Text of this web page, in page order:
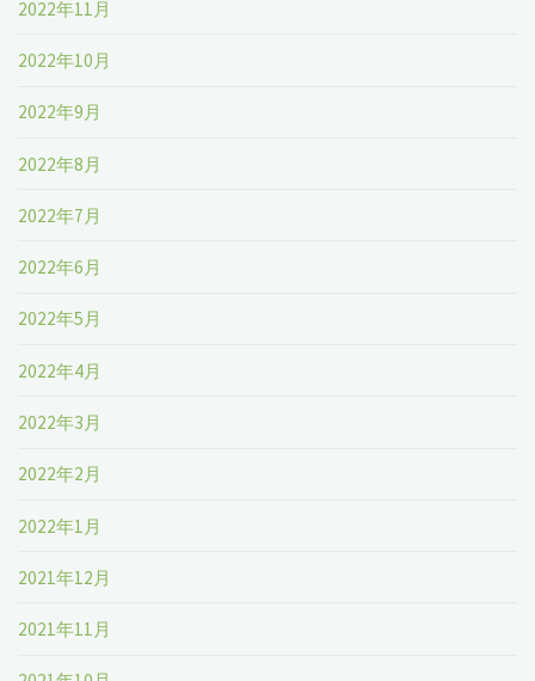
2022年11月
2022年10月
2022年9月
2022年8月
2022年7月
2022年6月
2022年5月
2022年4月
2022年3月
2022年2月
2022年1月
2021年12月
2021年11月